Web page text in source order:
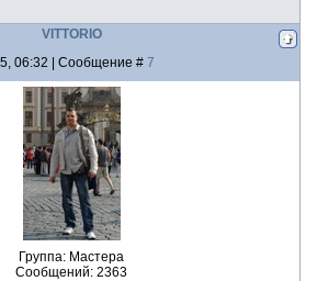
VITTORIO
06:32 | Сообщение # 7
Группа: Мастера
Сообщений: 2363